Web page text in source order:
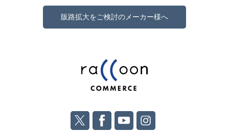
販路拡大をご検討のメーカー様へ